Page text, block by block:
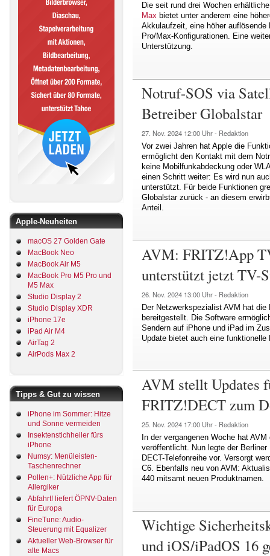
Apple-Neuheiten
macOS 27 Golden Gate
MacBook Neo
MacBook Air M5
MacBook Pro M5 Pro und
M5 Max
Studio Display 2
Studio Display XDR
iPhone 17e
iPad Air M4
AirTag 2
AirPods Max 2
Tipps & Gut zu wissen
iPhone im Sommer: Hitze
und Sonne vermeiden
Insektenstichheiler fürs
iPhone
Numsy: Menüleisten-
Taschenrechner
Pollen+: Nützliche App für
Allergiker
Abfahrt! liefert ÖPNV-Daten
für Europa
FineTune: Audio-
Steuerung mit Equalizer
Aktueller Web-Browser für
alte Macs
Die seit rund drei Wochen
Max bietet unter anderem eine
Akkulaufzeit, eine höher
Pro/Max-Konfigurationen. Eine
Unterstützung.
Notruf-SOS via
Betreiber Globalstar
27. Nov. 2024 12:00 Uhr - Redaktion
Vor zwei Jahren hat Apple die
ermöglicht den Kontakt mit dem
keine Mobilfunkabdeckung oder
einen Schritt weiter: Es wird nun
unterstützt. Für beide Funktionen
Globalstar zurück - an diesem
Anteil.
AVM: FRITZ!App
unterstützt jetzt TV-
26. Nov. 2024 13:00 Uhr - Redaktion
Der Netzwerkspezialist AVM hat
bereitgestellt. Die Software
Sendern auf iPhone und iPad im
Update bietet auch eine funktionelle
AVM stellt Updates
FRITZ!DECT zum
25. Nov. 2024 17:00 Uhr - Redaktion
In der vergangenen Woche hat
veröffentlicht. Nun legte der
DECT-Telefonreihe vor. Versorgt
C6. Ebenfalls neu von AVM:
440 mitsamt neuen Produktnamen.
Wichtige
und iOS/iPadOS 16